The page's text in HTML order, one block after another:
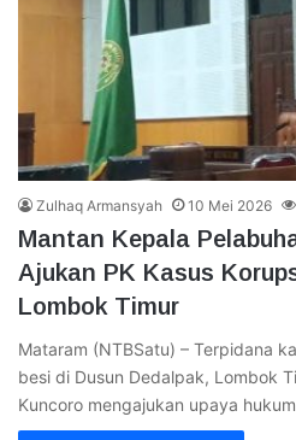
Zulhaq Armansyah 10 Mei 2026
Mantan Kepala
Ajukan PK Kasus
Lombok Timur
Mataram (NTBSatu) – Terpidana
besi di Dusun Dedalpak, Lombok
Kuncoro mengajukan upaya